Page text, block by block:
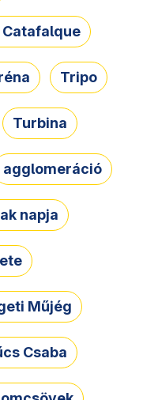
Catafalque
Tripo
Turbina
agglomeráció
napja
Műjég
Csaba